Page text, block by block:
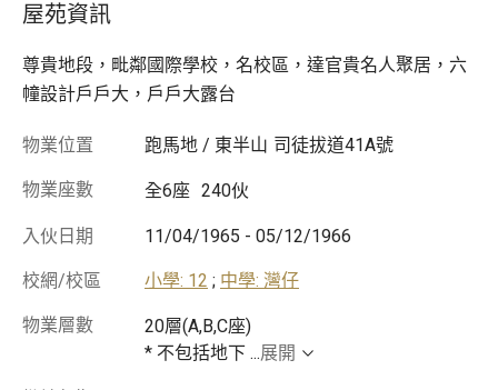
屋苑資訊
尊貴地段，毗鄰國際學校，名校區，達官貴名人聚居，六
幢設計戶戶大，戶戶大露台
物業位置 跑馬地 / 東半山 司徒拔道41A號
物業座數 全6座 240伙
入伙日期 11/04/1965 - 05/12/1966
校網/校區 小學: 12 ; 中學: 灣仔
物業層數
20層(A,B,C座)
* 不包括地下 ...展開